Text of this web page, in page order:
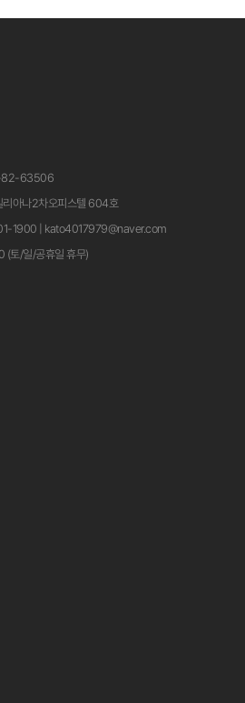
82-63506
아나2차오피스텔 604호
1900 | kato4017979@naver.com
(토/일/공휴일 휴무)